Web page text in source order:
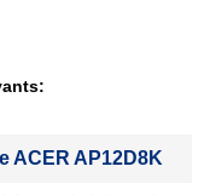
ACER AP12D8K